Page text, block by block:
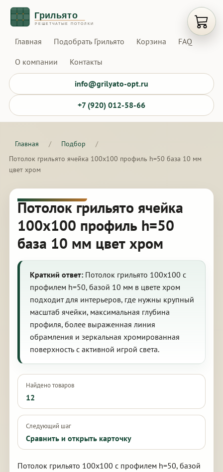
Главная Подобрать Грильято Корзина FAQ
О компании Контакты
info@grilyato-opt.ru
+7 (920) 012-58-66
Главная / Подбор
/
Потолок грильято ячейка 100х100 профиль h=50 база 10 мм
цвет хром
Потолок грильято ячейка
100х100 профиль h=50
база 10 мм цвет хром
Краткий ответ:Потолок грильято 100х100 с
профилем h=50, базой 10 мм в цвете хром
подходит для интерьеров, где нужны крупный
масштаб ячейки, максимальная глубина
профиля, более выраженная линия
обрамления и зеркальная хромированная
поверхность с активной игрой света.
Найдено товаров
12
Следующий шаг
Сравнить и открыть карточку
Потолок грильято 100х100 с профилем h=50, базой